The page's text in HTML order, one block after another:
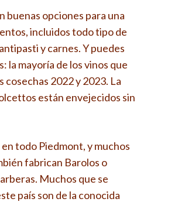
buenas opciones para una
incluidos todo tipo de
y carnes. Y puedes
la mayoría de los vinos que
cosechas 2022 y 2023. La
están envejecidos sin
en todo Piedmont, y muchos
fabrican Barolos o
Muchos que se
país son de la conocida